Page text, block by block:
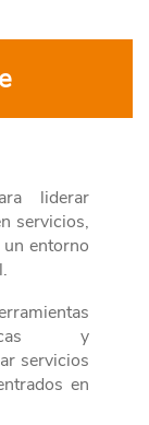
liderar
servicios,
entorno
y
servicios
en